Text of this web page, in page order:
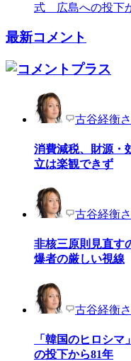
式 広島への投下
最新コメント
古谷経衡
消費減税、財源
立は楽観できず
古谷経衡
非核三原則見直
爆者の厳しい視線
古谷経衡
「韓国のヒロシ
の投下から81年